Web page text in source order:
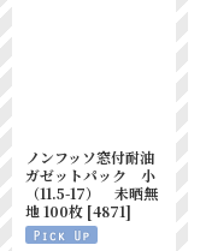
ノンフッソ窓付耐油
ガゼットパック 小
（11.5-17） 未晒無
地 100枚 [4871]